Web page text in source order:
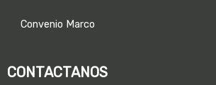
Convenio Marco
CONTACTANOS